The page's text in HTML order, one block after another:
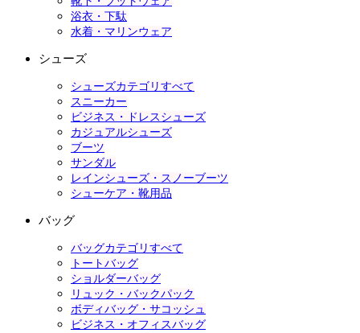
浴衣・下駄
水着・マリンウェア
シューズ
シューズカテゴリすべて
スニーカー
ビジネス・ドレスシューズ
カジュアルシューズ
ブーツ
サンダル
レインシューズ・スノーブーツ
シューケア・靴用品
バッグ
バッグカテゴリすべて
トートバッグ
ショルダーバッグ
リュック・バックパック
ボディバッグ・サコッシュ
ビジネス・オフィスバッグ